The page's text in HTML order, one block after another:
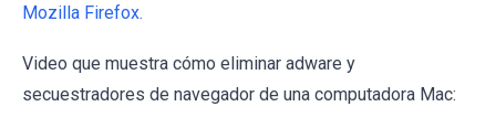
Mozilla Firefox.
Video que muestra cómo eliminar adware y
secuestradores de navegador de una computadora Mac: